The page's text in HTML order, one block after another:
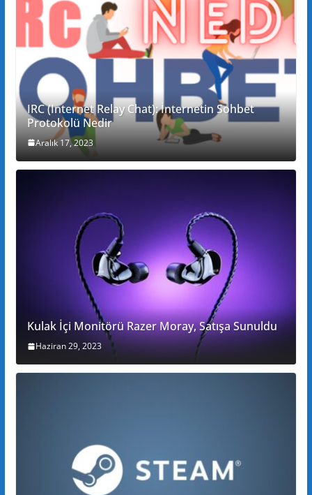
IRC (Internet Relay Chat): İnternetin Sohbet
Protokolü Nedir
Aralık 17, 2023
Kulak İçi Monitörü Razer Moray, Satışa Sunuldu
Haziran 29, 2023